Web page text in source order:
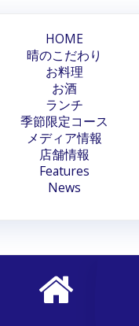
HOME
晴のこだわり
お料理
お酒
ランチ
季節限定コース
メディア情報
店舗情報
Features
News